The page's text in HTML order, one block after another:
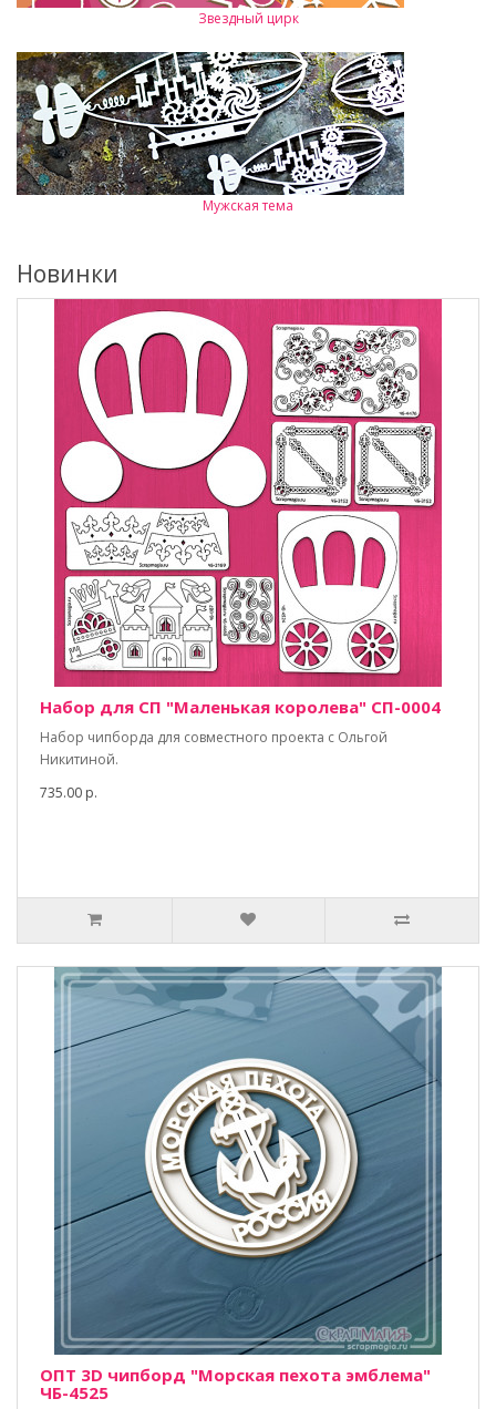
Звездный цирк
Мужская тема
Новинки
Набор для СП "Маленькая королева" СП-0004
Набор чипборда для совместного проекта с Ольгой
Никитиной.
735.00 р.
ОПТ 3D чипборд "Морская пехота эмблема"
ЧБ-4525